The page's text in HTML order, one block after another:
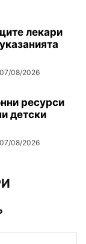
лекари
07/08/2026
ресурси
детски
07/08/2026